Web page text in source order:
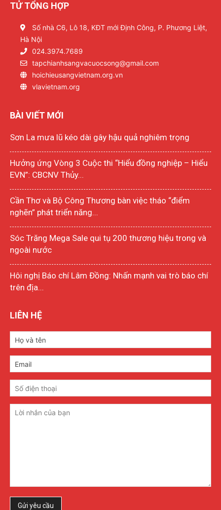
TỬ TỔNG HỢP
Số nhà C6, Lô 18, KĐT mới Định Công, P. Phương Liệt,
Hà Nội
024.3974.7689
tapchianhsangvacuocsong@gmail.com
hoichieusangvietnam.org.vn
vlavietnam.org
BÀI VIẾT MỚI
Sơn La mưa lũ kéo dài gây hậu quả nghiêm trọng
Hưởng ứng Vòng 3 Cuộc thi “Hiểu đồng nghiệp – Hiểu
EVN”: CBCNV Thủy...
Cần Thơ và Bộ Công Thương bàn việc tháo “điểm
nghẽn” phát triển năng...
Sóc Trăng Mega Sale qui tụ 200 thương hiệu trong và
ngoài nước
Hôi nghị Báo chí Lâm Đồng: Nhấn mạnh vai trò báo chí
trên địa...
LIÊN HỆ